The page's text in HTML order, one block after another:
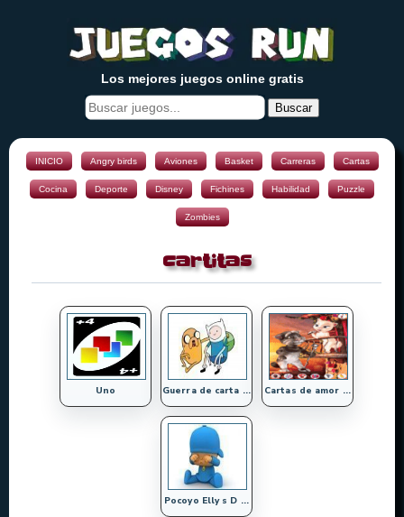
Los mejores juegos online gratis
Buscar
INICIO Angry birds Aviones Basket Carreras Cartas
Cocina Deporte Disney Fichines Habilidad Puzzle
Zombies
cartitas
Uno Guerra de carta ... Cartas de amor ...
Pocoyo Elly s D ...